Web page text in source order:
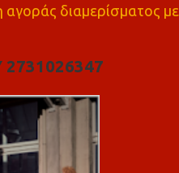
διαμερίσματος με